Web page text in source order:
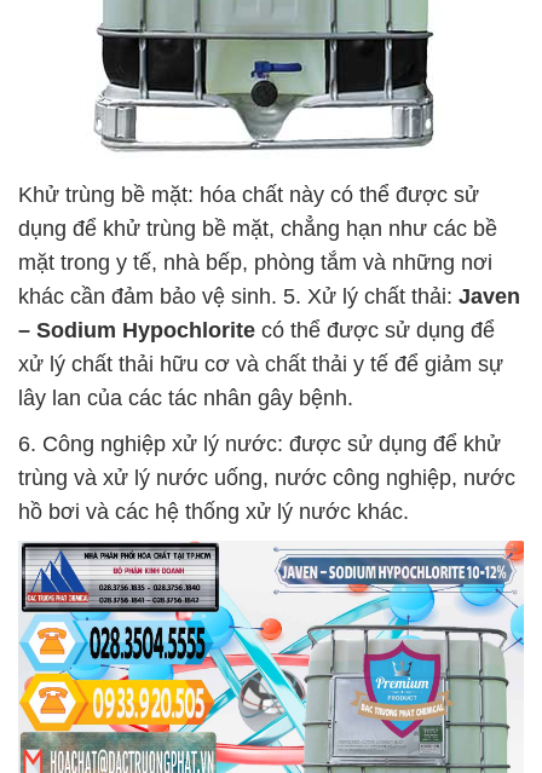
Khử trùng bề mặt: hóa chất này có thể được sử
dụng để khử trùng bề mặt, chẳng hạn như các bề
mặt trong y tế, nhà bếp, phòng tắm và những nơi
khác cần đảm bảo vệ sinh. 5. Xử lý chất thải: Javen
– Sodium Hypochlorite có thể được sử dụng để
xử lý chất thải hữu cơ và chất thải y tế để giảm sự
lây lan của các tác nhân gây bệnh.
6. Công nghiệp xử lý nước: được sử dụng để khử
trùng và xử lý nước uống, nước công nghiệp, nước
hồ bơi và các hệ thống xử lý nước khác.